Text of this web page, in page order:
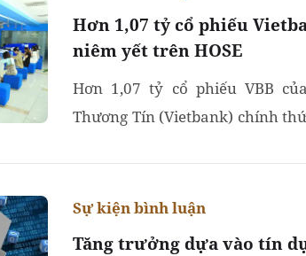
Hơn 1,07 tỷ cổ phiếu
niêm yết trên HOSE
Hơn 1,07 tỷ cổ phiếu VBB
Thương Tín (Vietbank) chính
Tăng trưởng dựa vào tín
Sự kiện bình luận